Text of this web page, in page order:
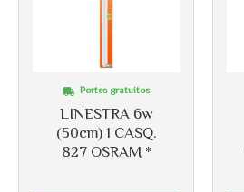
LINESTRA 6w
(50cm) 1 CASQ.
827 OSRAM *
Portes gratuitos